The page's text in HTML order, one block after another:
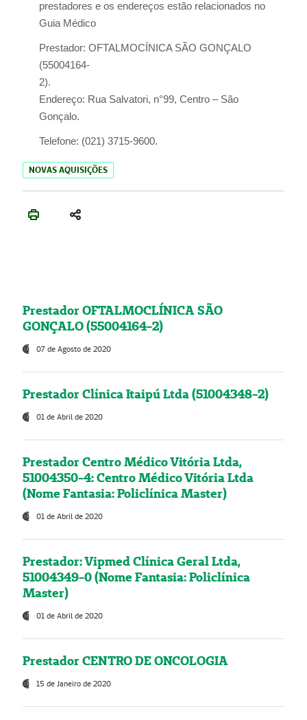
prestadores e os endereços estão relacionados no
Guia Médico
Prestador: OFTALMOCÍNICA SÃO GONÇALO
(55004164-
2).
Endereço: Rua Salvatori, n°99, Centro – São
Gonçalo.
Telefone: (021) 3715-9600.
NOVAS AQUISIÇÕES
Prestador OFTALMOCLÍNICA SÃO
GONÇALO (55004164-2)
07 de Agosto de 2020
Prestador Clínica Itaipú Ltda (51004348-2)
01 de Abril de 2020
Prestador Centro Médico Vitória Ltda,
51004350-4: Centro Médico Vitória Ltda
(Nome Fantasia: Policlínica Master)
01 de Abril de 2020
Prestador: Vipmed Clínica Geral Ltda,
51004349-0 (Nome Fantasia: Policlínica
Master)
01 de Abril de 2020
Prestador CENTRO DE ONCOLOGIA
15 de Janeiro de 2020